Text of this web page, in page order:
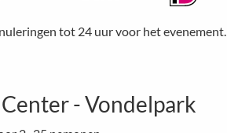
tot 24 uur voor het evenement.
- Vondelpark